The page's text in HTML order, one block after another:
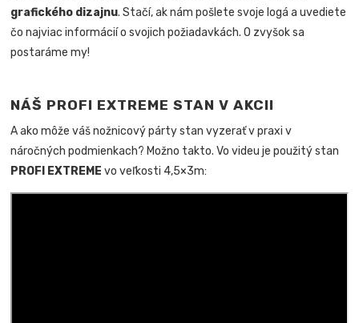
grafického dizajnu. Stačí, ak nám pošlete svoje logá a uvediete
čo najviac informácií o svojich požiadavkách. O zvyšok sa
postaráme my!
NÁŠ PROFI EXTREME STAN V AKCII
A ako môže váš nožnicový párty stan vyzerať v praxi v
náročných podmienkach? Možno takto. Vo videu je použitý stan
PROFI EXTREME vo veľkosti 4,5×3m: